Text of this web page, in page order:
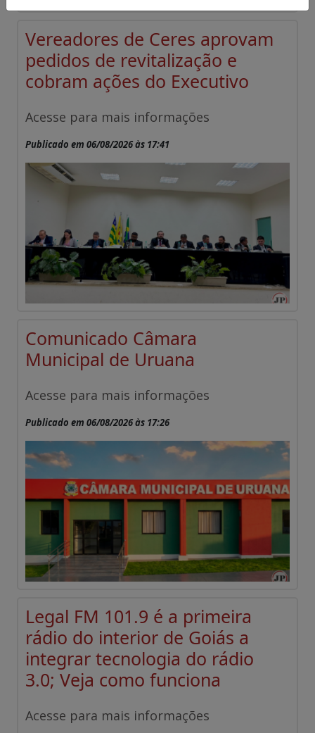
Vereadores de Ceres aprovam
pedidos de revitalização e
cobram ações do Executivo
Acesse para mais informações
Publicado em 06/08/2026 às 17:41
Comunicado Câmara
Municipal de Uruana
Acesse para mais informações
Publicado em 06/08/2026 às 17:26
Legal FM 101.9 é a primeira
rádio do interior de Goiás a
integrar tecnologia do rádio
3.0; Veja como funciona
Acesse para mais informações